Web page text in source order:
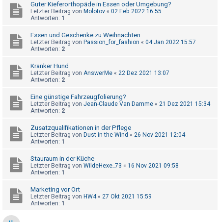
S
u
c
e
F
A
Q
Guter Kieferorthopäde in Essen oder Umgebung?
Letzter Beitrag von Molotov « 02 Feb 2022 16:55
Antworten: 1
Essen und Geschenke zu Weihnachten
Letzter Beitrag von Passion_for_fashion « 04 Jan 2022 15:57
Antworten: 2
Kranker Hund
Letzter Beitrag von AnswerMe « 22 Dez 2021 13:07
Antworten: 2
Eine günstige Fahrzeugfolierung?
Letzter Beitrag von Jean-Claude Van Damme « 21 Dez 2021 15:34
Antworten: 2
Zusatzqualifikationen in der Pflege
Letzter Beitrag von Dust in the Wind « 26 Nov 2021 12:04
Antworten: 1
Stauraum in der Küche
Letzter Beitrag von WildeHexe_73 « 16 Nov 2021 09:58
Antworten: 1
Marketing vor Ort
Letzter Beitrag von HW4« 27 Okt 2021 15:59
Antworten: 1